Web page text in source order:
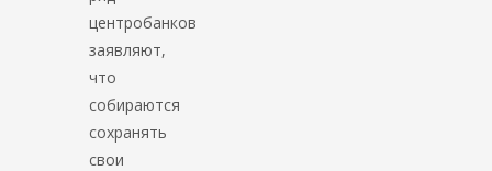
центробанков
заявляют,
что
собираются
сохранять
свои